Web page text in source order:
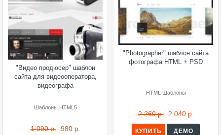
"Видео продюсер" шаблон
сайта для видеооператора,
видеографа
Шаблоны HTML5
1 090 р. 980 р.
"Photographer" шаблон сайта
фотографа HTML + PSD
HTML Шаблоны
2 260 р. 2 040 р.
КУПИТЬ ДЕМО